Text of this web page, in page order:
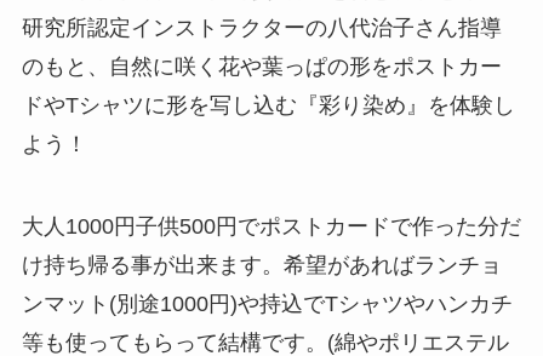
研究所認定インストラクターの八代治子さん指導
のもと、自然に咲く花や葉っぱの形をポストカー
ドやTシャツに形を写し込む『彩り染め』を体験し
よう！
大人1000円子供500円でポストカードで作った分だ
け持ち帰る事が出来ます。希望があればランチョ
ンマット(別途1000円)や持込でTシャツやハンカチ
等も使ってもらって結構です。(綿やポリエステル